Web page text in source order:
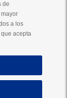
de
a los
acepta